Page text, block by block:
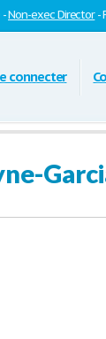
-Non-exec Director-
connecter